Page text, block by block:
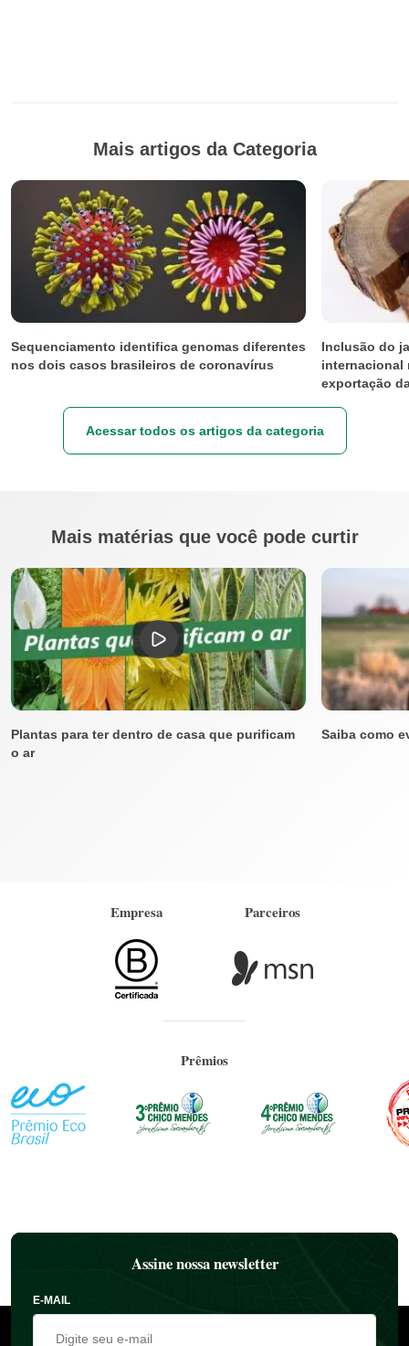
Mais artigos da Categoria
Sequenciamento identifica genomas diferentes
nos dois casos brasileiros de coronavírus
Inclusão do
internacional
exportação
Acessar todos os artigos da categoria
Mais matérias que você pode curtir
Plantas para ter dentro de casa que purificam
o ar
Saiba como
Empresa Parceiros
Prêmios
Assine nossa newsletter
E-MAIL